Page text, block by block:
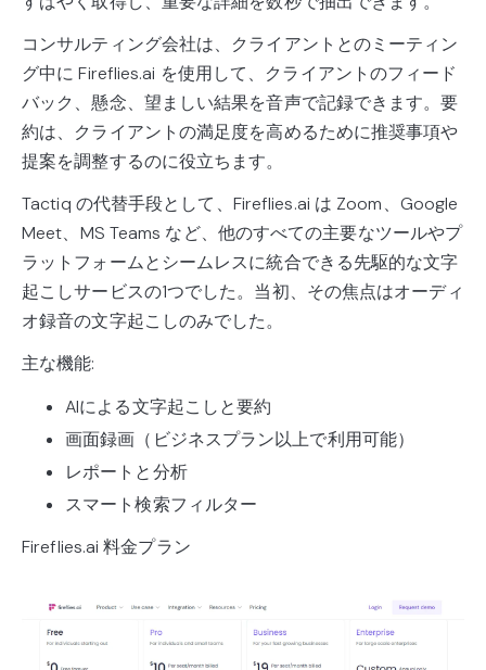
コンサルティング会社は、クライアントとのミーティン
グ中に Fireflies.ai を使用して、クライアントのフィード
バック、懸念、望ましい結果を音声で記録できます。要
約は、クライアントの満足度を高めるために推奨事項や
提案を調整するのに役立ちます。
Tactiq の代替手段として、Fireflies.ai は Zoom、Google
Meet、MS Teams など、他のすべての主要なツールやプ
ラットフォームとシームレスに統合できる先駆的な文字
起こしサービスの1つでした。当初、その焦点はオーディ
オ録音の文字起こしのみでした。
主な機能:
AIによる文字起こしと要約
画面録画（ビジネスプラン以上で利用可能）
レポートと分析
スマート検索フィルター
Fireflies.ai 料金プラン